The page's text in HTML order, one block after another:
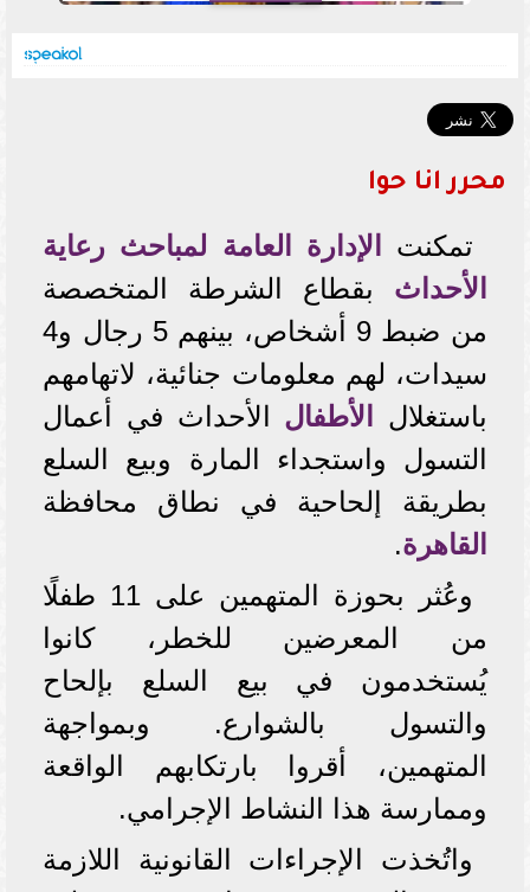
محرر انا حوا
تمكنت
الإدارة العامة لمباحث رعاية
الأحداث بقطاع الشرطة المتخصصة
من ضبط 9 أشخاص، بينهم 5 رجال و4
سيدات، لهم معلومات جنائية، لاتهامهم
باستغلال
الأطفال الأحداث في أعمال
التسول واستجداء المارة وبيع السلع
بطريقة إلحاحية في نطاق محافظة
القاهرة.
وعُثر بحوزة المتهمين على 11 طفلًا
من المعرضين للخطر، كانوا
يُستخدمون في بيع السلع بإلحاح
والتسول بالشوارع. وبمواجهة
المتهمين، أقروا بارتكابهم الواقعة
وممارسة هذا النشاط الإجرامي.
واتُخذت الإجراءات القانونية اللازمة